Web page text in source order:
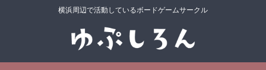
横浜周辺で活動しているボードゲームサークル